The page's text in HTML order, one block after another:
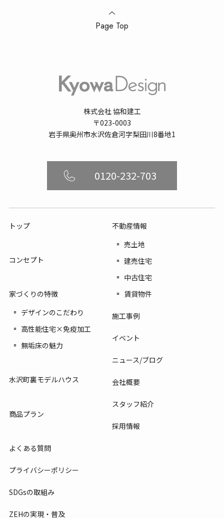
Page Top
株式会社 協和建工
〒023-0003
岩手県奥州市水沢佐倉河字梨田川8番地1
0120-232-703
トップ
コンセプト
家づくりの特徴
デザインのこだわり
高性能住宅×免疫加工
無垢床の魅力
水沢町裏モデルハウス
商品プラン
不動産情報
売土地
建売住宅
中古住宅
賃貸物件
施工事例
イベント
ニュース/ブログ
会社概要
スタッフ紹介
採用情報
よくある質問
プライバシーポリシー
SDGsの取組み
ZEHの実現・普及